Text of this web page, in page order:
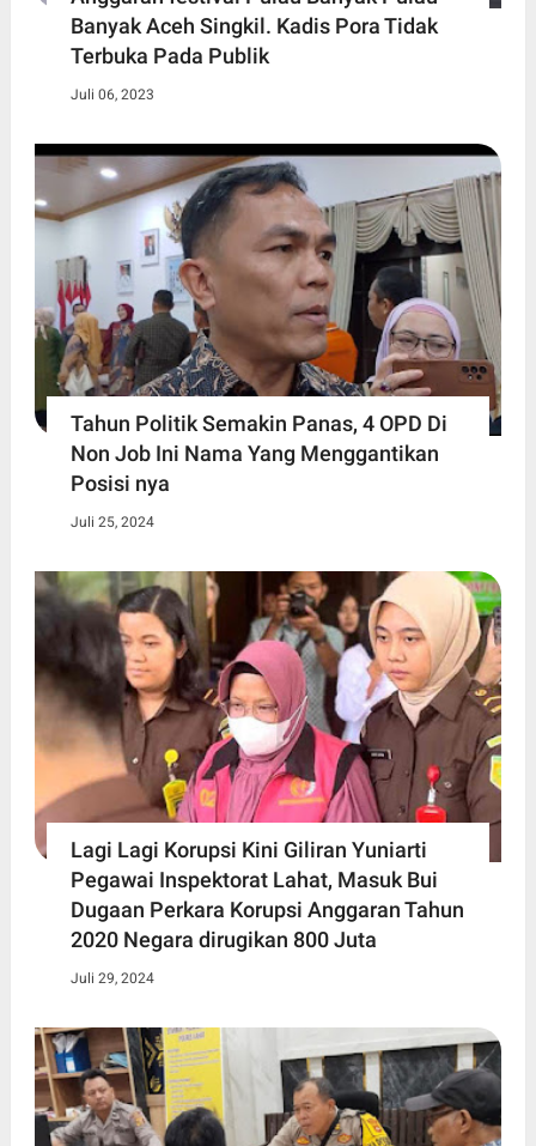
Banyak Aceh Singkil. Kadis Pora Tidak
Terbuka Pada Publik
Juli 06, 2023
Tahun Politik Semakin Panas, 4 OPD Di
Non Job Ini Nama Yang Menggantikan
Posisi nya
Juli 25, 2024
Lagi Lagi Korupsi Kini Giliran Yuniarti
Pegawai Inspektorat Lahat, Masuk Bui
Dugaan Perkara Korupsi Anggaran Tahun
2020 Negara dirugikan 800 Juta
Juli 29, 2024